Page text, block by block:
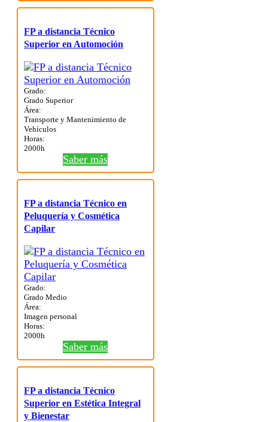
FP a distancia Técnico
Superior en Automoción
Grado:
Grado Superior
Área:
Transporte y Mantenimiento de
Vehículos
Horas:
2000h
Saber más
FP a distancia Técnico en
Peluquería y Cosmética
Capilar
Grado:
Grado Medio
Área:
Imagen personal
Horas:
2000h
Saber más
FP a distancia Técnico
Superior en Estética Integral
y Bienestar